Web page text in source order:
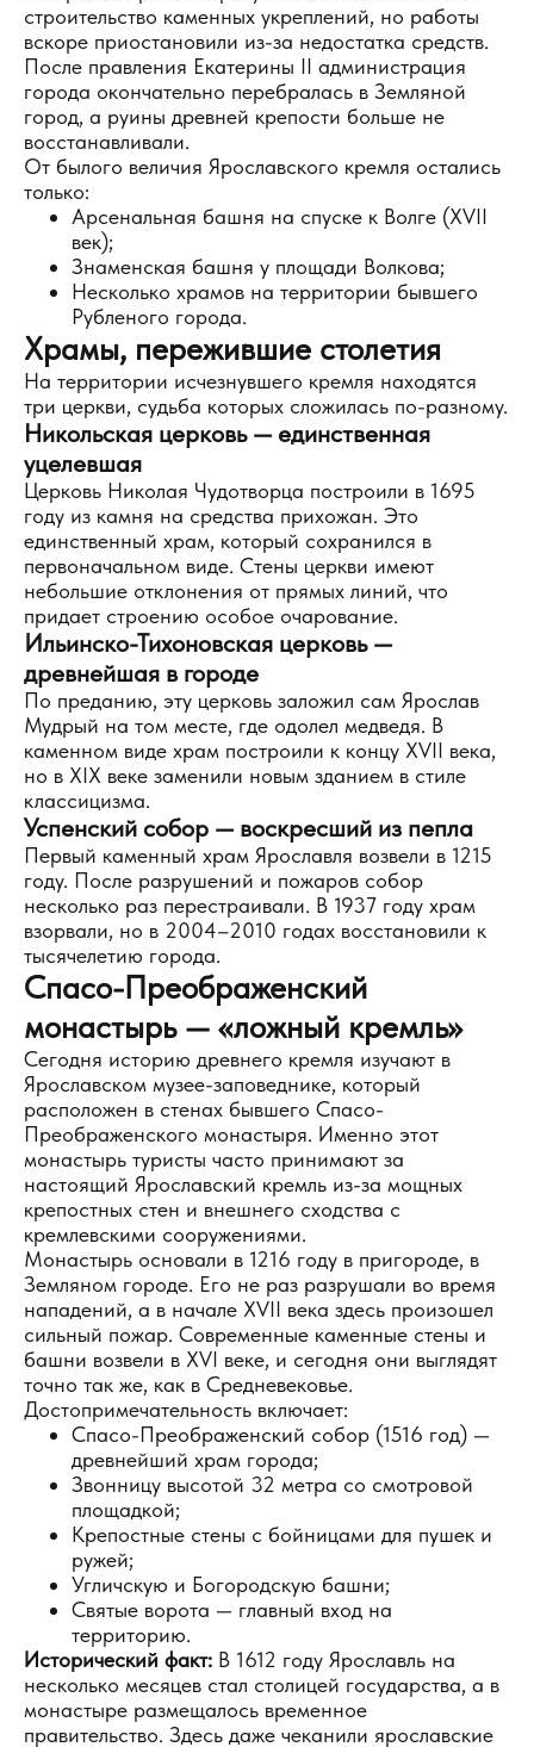
строительство каменных укреплений, но работы
вскоре приостановили из-за недостатка средств.
После правления Екатерины II администрация
города окончательно перебралась в Земляной
город, а руины древней крепости больше не
восстанавливали.
От былого величия Ярославского кремля остались
только:
Арсенальная башня на спуске к Волге (XVII
век);
Знаменская башня у площади Волкова;
Несколько храмов на территории бывшего
Рубленого города.
Храмы, пережившие столетия
На территории исчезнувшего кремля находятся
три церкви, судьба которых сложилась по-разному.
Никольская церковь — единственная
уцелевшая
Церковь Николая Чудотворца построили в 1695
году из камня на средства прихожан. Это
единственный храм, который сохранился в
первоначальном виде. Стены церкви имеют
небольшие отклонения от прямых линий, что
придает строению особое очарование.
Ильинско-Тихоновская церковь —
древнейшая в городе
По преданию, эту церковь заложил сам Ярослав
Мудрый на том месте, где одолел медведя. В
каменном виде храм построили к концу XVII века,
но в XIX веке заменили новым зданием в стиле
классицизма.
Успенский собор — воскресший из пепла
Первый каменный храм Ярославля возвели в 1215
году. После разрушений и пожаров собор
несколько раз перестраивали. В 1937 году храм
взорвали, но в 2004–2010 годах восстановили к
тысячелетию города.
Спасо-Преображенский
монастырь — «ложный кремль»
Сегодня историю древнего кремля изучают в
Ярославском музее-заповеднике, который
расположен в стенах бывшего Спасо-
Преображенского монастыря. Именно этот
монастырь туристы часто принимают за
настоящий Ярославский кремль из-за мощных
крепостных стен и внешнего сходства с
кремлевскими сооружениями.
Монастырь основали в 1216 году в пригороде, в
Земляном городе. Его не раз разрушали во время
нападений, а в начале XVII века здесь произошел
сильный пожар. Современные каменные стены и
башни возвели в XVI веке, и сегодня они выглядят
точно так же, как в Средневековье.
Достопримечательность включает:
Спасо-Преображенский собор (1516 год) —
древнейший храм города;
Звонницу высотой 32 метра со смотровой
площадкой;
Крепостные стены с бойницами для пушек и
ружей;
Угличскую и Богородскую башни;
Святые ворота — главный вход на
территорию.
Исторический факт: В 1612 году Ярославль на
несколько месяцев стал столицей государства, а в
монастыре размещалось временное
правительство. Здесь даже чеканили ярославские